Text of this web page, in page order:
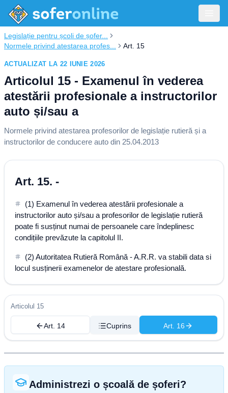
Legislație pentru școli de șofer...
Normele privind atestarea profes...
Art. 15
ACTUALIZAT LA 22 IUNIE 2026
Articolul 15 - Examenul în vederea
atestării profesionale a instructorilor
auto și/sau a
Normele privind atestarea profesorilor de legislație rutieră și a
instructorilor de conducere auto din 25.04.2013
Art. 15. -
(1) Examenul în vederea atestării profesionale a
instructorilor auto și/sau a profesorilor de legislație rutieră
poate fi susținut numai de persoanele care îndeplinesc
condițiile prevăzute la capitolul II.
(2) Autoritatea Rutieră Română - A.R.R. va stabili data si
locul susținerii examenelor de atestare profesională.
Articolul 15
Art. 14 Cuprins Art. 16
Administrezi o școală de șoferi?